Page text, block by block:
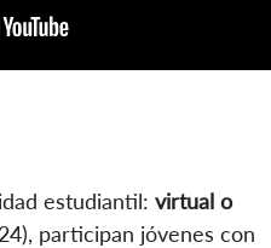
estudiantil: virtual o
participan jóvenes con